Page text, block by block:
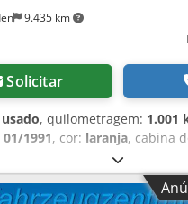
9.435 km
Solicitar
usado, quilometragem: 1.001
01/1991, cor: laranja, cabina
outro
grua, guincho de cabo,
destacável, paragem